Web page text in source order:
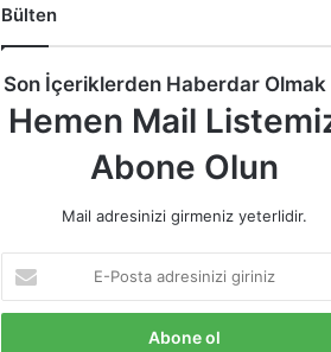
Bülten
Son İçeriklerden Haberdar Olmak
Hemen Mail
Abone Olun
Mail adresinizi girmeniz yeterlidir.
Posta
adresinizi